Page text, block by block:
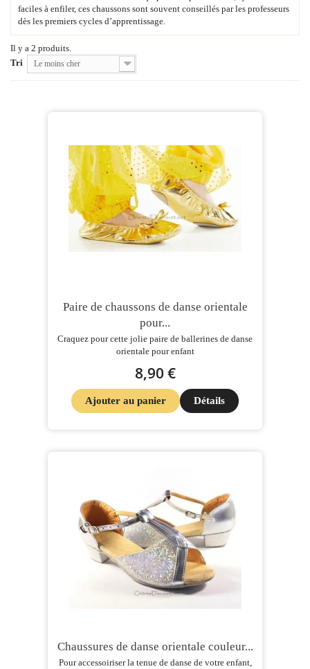
faciles à enfiler, ces chaussons sont souvent conseillés par les professeurs
dès les premiers cycles d’apprentissage.
Il y a 2 produits.
Tri
Le moins cher
Paire de chaussons de danse orientale
pour...
Craquez pour cette jolie paire de ballerines de danse
orientale pour enfant
8,90 €
Ajouter au panier Détails
Chaussures de danse orientale couleur...
Pour accessoiriser la tenue de danse de votre enfant,